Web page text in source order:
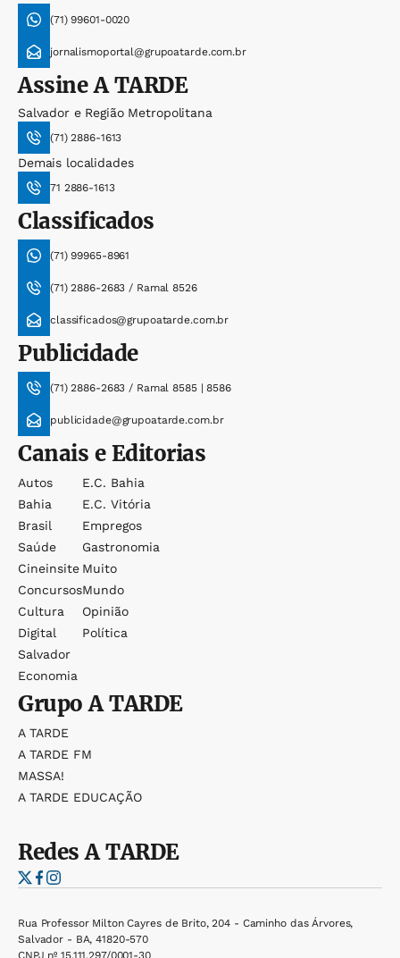
(71) 99601-0020
jornalismoportal@grupoatarde.com.br
AssineA TARDE
Salvador e Região Metropolitana
(71) 2886-1613
Demais localidades
71 2886-1613
Classificados
(71) 99965-8961
(71) 2886-2683 / Ramal 8526
classificados@grupoatarde.com.br
Publicidade
(71) 2886-2683 / Ramal 8585 | 8586
publicidade@grupoatarde.com.br
Canais e Editorias
Autos
Bahia
Brasil
Saúde
Cineinsite
Concursos
Cultura
Digital
Salvador
Economia
E.c. Bahia
E.c. Vitória
Empregos
Gastronomia
Muito
Mundo
Opinião
Política
GrupoA TARDE
A TARDE
A TARDE FM
MASSA!
A TARDE EDUCAÇÃO
RedesA TARDE
Rua Professor Milton Cayres de Brito, 204 - Caminho das Árvores,
Salvador - BA, 41820-570
CNPJ nº 15.111.297/0001-30